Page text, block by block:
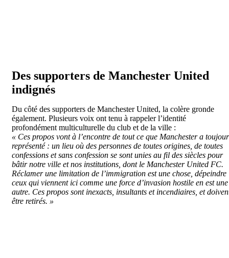
Des supporters de Manchester United
indignés
Du côté des supporters de Manchester United, la colère gronde
également. Plusieurs voix ont tenu à rappeler l’identité
profondément multiculturelle du club et de la ville :
« Ces propos vont à l’encontre de tout ce que Manchester a
représenté : un lieu où des personnes de toutes origines, de toutes
confessions et sans confession se sont unies au fil des siècles pour
bâtir notre ville et nos institutions, dont le Manchester United FC.
Réclamer une limitation de l’immigration est une chose, dépeindre
ceux qui viennent ici comme une force d’invasion hostile en est une
autre. Ces propos sont inexacts, insultants et incendiaires, et
être retirés. »